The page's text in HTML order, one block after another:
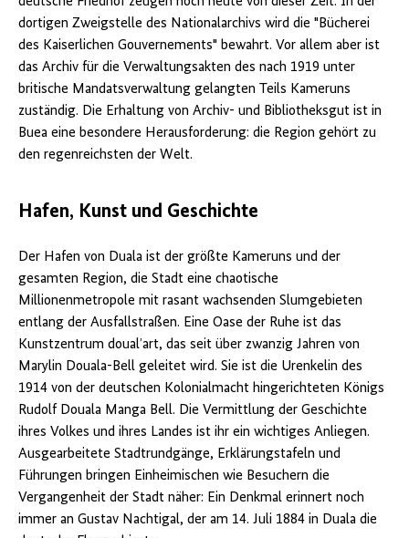
und
Skulpturen
d'Edea"
(2011)
0123-
Herrmann,
dortigen Zweigstelle des Nationalarchivs wird die "Bücherei
des Kaiserlichen Gouvernements" bewahrt. Vor allem aber ist
das Archiv für die Verwaltungsakten des nach 1919 unter
britische Mandatsverwaltung gelangten Teils Kameruns
zuständig. Die Erhaltung von Archiv- und Bibliotheksgut ist in
Buea eine besondere Herausforderung: die Region gehört zu
den regenreichsten der Welt.
Hafen, Kunst und Geschichte
Der Hafen von Duala ist der größte Kameruns und der
gesamten Region, die Stadt eine chaotische
Millionenmetropole mit rasant wachsenden Slumgebieten
entlang der Ausfallstraßen. Eine Oase der Ruhe ist das
Kunstzentrum doual’art, das seit über zwanzig Jahren von
Marylin Douala-Bell geleitet wird. Sie ist die Urenkelin des
1914 von der deutschen Kolonialmacht hingerichteten Königs
Rudolf Douala Manga Bell. Die Vermittlung der Geschichte
ihres Volkes und ihres Landes ist ihr ein wichtiges Anliegen.
Ausgearbeitete Stadtrundgänge, Erklärungstafeln und
Führungen bringen Einheimischen wie Besuchern die
Vergangenheit der Stadt näher: Ein Denkmal erinnert noch
immer an Gustav Nachtigal, der am 14. Juli 1884 in Duala die